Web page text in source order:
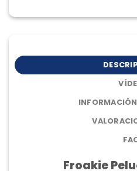
Froakie